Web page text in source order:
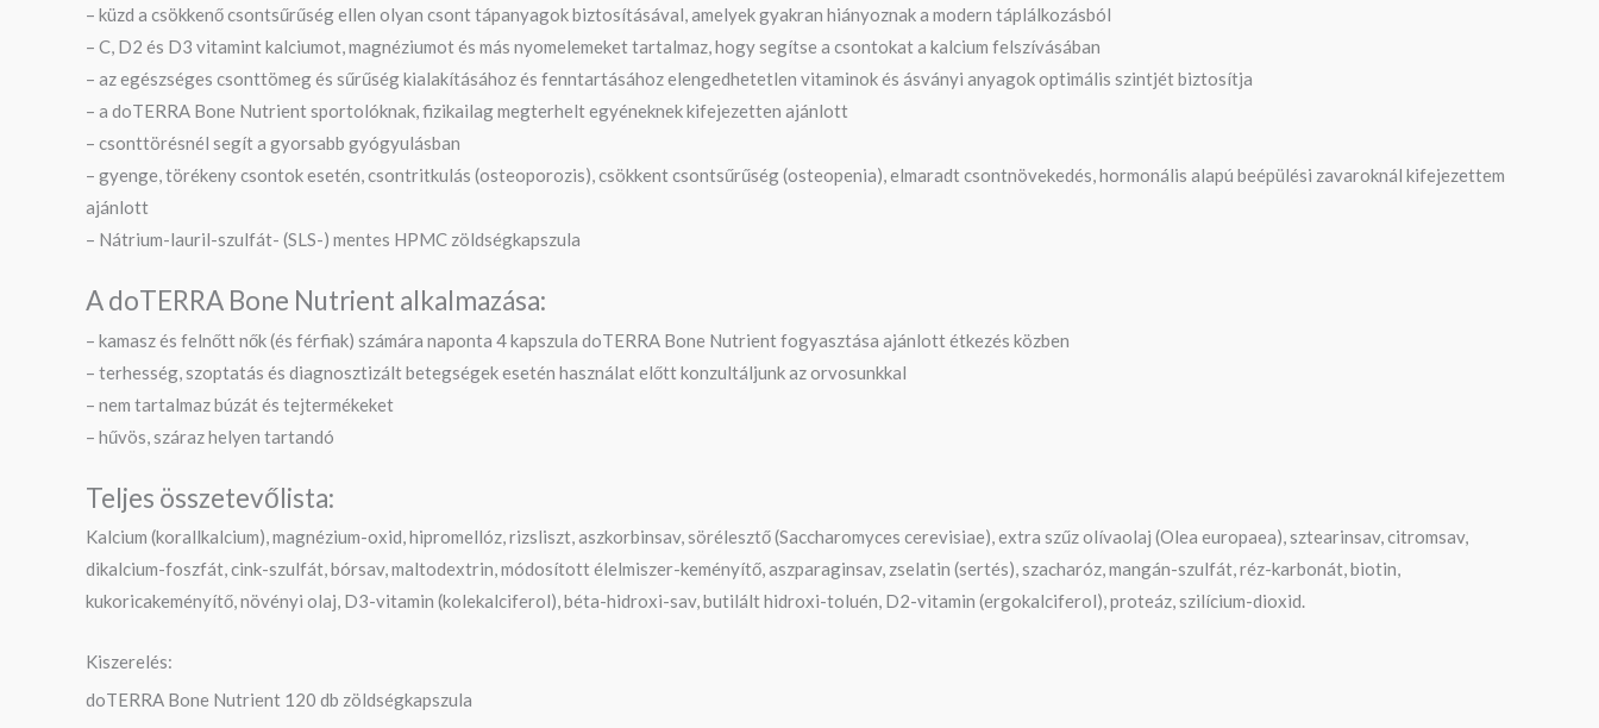
– küzd a csökkenő csontsűrűség ellen olyan csont tápanyagok biztosításával, amelyek gyakran hiányoznak a modern táplálkozásból
– C, D2 és D3 vitamint kalciumot, magnéziumot és más nyomelemeket tartalmaz, hogy segítse a csontokat a kalcium felszívásában
– az egészséges csonttömeg és sűrűség kialakításához és fenntartásához elengedhetetlen vitaminok és ásványi anyagok optimális szintjét biztosítja
– a doTERRA Bone Nutrient sportolóknak, fizikailag megterhelt egyéneknek kifejezetten ajánlott
– csonttörésnél segít a gyorsabb gyógyulásban
– gyenge, törékeny csontok esetén, csontritkulás (osteoporozis), csökkent csontsűrűség (osteopenia), elmaradt csontnövekedés, hormonális alapú beépülési zavaroknál kifejezettem
ajánlott
– Nátrium-lauril-szulfát- (SLS-) mentes HPMC zöldségkapszula
A doTERRA Bone Nutrient alkalmazása:
– kamasz és felnőtt nők (és férfiak) számára naponta 4 kapszula doTERRA Bone Nutrient fogyasztása ajánlott étkezés közben
– terhesség, szoptatás és diagnosztizált betegségek esetén használat előtt konzultáljunk az orvosunkkal
– nem tartalmaz búzát és tejtermékeket
– hűvös, száraz helyen tartandó
Teljes összetevőlista:
Kalcium (korallkalcium), magnézium-oxid, hipromellóz, rizsliszt, aszkorbinsav, sörélesztő (Saccharomyces cerevisiae), extra szűz olívaolaj (Olea europaea), sztearinsav, citromsav,
dikalcium-foszfát, cink-szulfát, bórsav, maltodextrin, módosított élelmiszer-keményítő, aszparaginsav, zselatin (sertés), szacharóz, mangán-szulfát, réz-karbonát, biotin,
kukoricakeményítő, növényi olaj, D3-vitamin (kolekalciferol), béta-hidroxi-sav, butilált hidroxi-toluén, D2-vitamin (ergokalciferol), proteáz, szilícium-dioxid.
Kiszerelés:
doTERRA Bone Nutrient 120 db zöldségkapszula